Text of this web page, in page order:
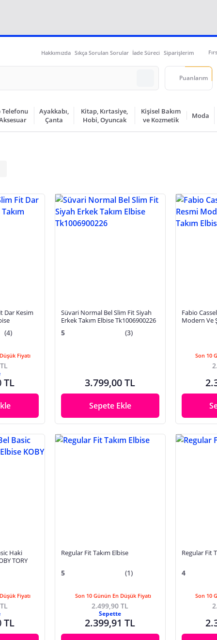
Hakkımızda Sıkça Sorulan Sorular İade Süreci Siparişlerim
Puanlarım
Telefonu
Ayakkabı,
Çanta
Kitap, Kırtasiye,
Hobi, Oyuncak
Kişisel Bakım
ve Kozmetik
Moda
Dar Kesim
(4)
Fiyatı
TL
Süvari Normal Bel Slim Fit Siyah
Erkek Takım Elbise Tk1006900226
5 (3)
3.799,00 TL
Sepete Ekle
Fabio
Modern Ve
Son 10
Haki
TORY
Fiyatı
TL
Regular Fit Takım Elbise
5 (1)
Son 10 Günün En Düşük Fiyatı
2.499,90 TL
Sepette
2.399,91 TL
Regular Fit
4
Son 10